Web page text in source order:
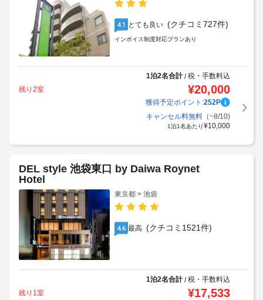
東京都 > 池袋
4.1 とても良い (クチコミ727件)
税・手数料込
¥20,000
獲得予定ポイント: 252P
キャンセル料無料 （~8/10)
DEL style 池袋東口 by Daiwa Roynet
Hotel
東京都 > 池袋
税・手数料込